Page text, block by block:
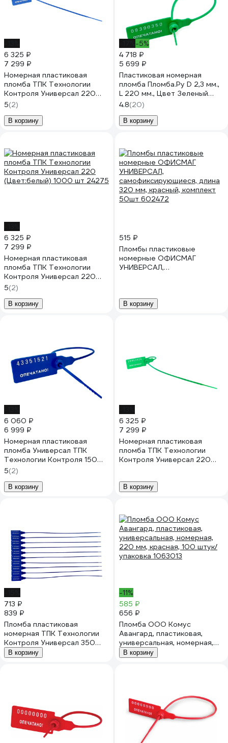
6 325 ₽
7 299 ₽
Номерная пластиковая
пломба ТПК Технологии
Контроля Универсал 220
(Цвет:синий) 1000 шт. 24157
5(2)
В корзину
-5%
4 718 ₽
5 699 ₽
Пластиковая номерная
пломба Пломба.Ру D 2,3 мм.,
L 220 мм., Цвет Зеленый
1000 шт. КПП-3-1602СТ
619340
4.8(20)
В корзину
6 325 ₽
7 299 ₽
Номерная пластиковая
пломба ТПК Технологии
Контроля Универсал 220
(Цвет:белый) 1000 шт 24275
5(2)
В корзину
515 ₽
Пломбы пластиковые
номерные ОФИСМАГ
УНИВЕРСАЛ,
В корзину
6 060 ₽
6 999 ₽
Номерная пластиковая
пломба Универсал ТПК
Технологии Контроля 150
(Цвет:синий) 1000 шт. 24154
5(2)
В корзину
6 325 ₽
7 299 ₽
Номерная пластиковая
пломба ТПК Технологии
Контроля Универсал 220
В корзину
713 ₽
839 ₽
Пломба пластиковая
номерная ТПК Технологии
Контроля Универсал 350
(цвет: синий) 100 шт 24293
В корзину
-11%
585 ₽
656 ₽
Пломба ООО Комус
Авангард, пластиковая,
универсальная, номерная,
220 мм, красная, 100 штук/
упаковка 1063013
В корзину